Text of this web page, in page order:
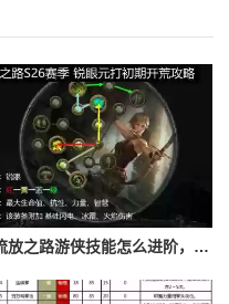
流放之路游侠技能怎么进阶，流放之路游侠技能怎么进阶的